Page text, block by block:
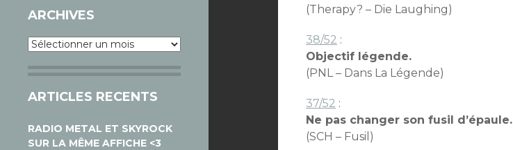
ARCHIVES
Archives
ARTICLES RECENTS
RADIO METAL ET SKYROCK
SUR LA MÊME AFFICHE <3
(Therapy? – Die Laughing)
38/52 :
Objectif légende.
(PNL – Dans La Légende)
37/52 :
Ne pas changer son fusil d’épaule.
(SCH – Fusil)